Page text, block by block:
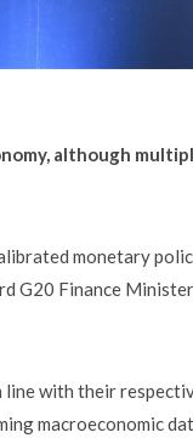
although
monetary
G20 Finance
with their
macroeconomic